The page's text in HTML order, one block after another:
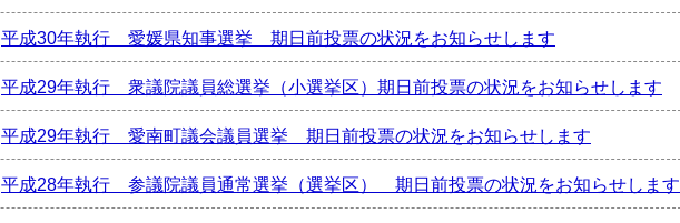
平成30年執行 愛媛県知事選挙 期日前投票の状況をお知らせします
平成29年執行 衆議院議員総選挙（小選挙区）期日前投票の状況をお知らせします
平成29年執行 愛南町議会議員選挙 期日前投票の状況をお知らせします
平成28年執行 参議院議員通常選挙（選挙区） 期日前投票の状況をお知らせします